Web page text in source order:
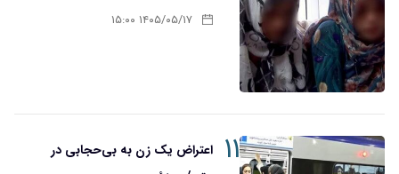
۱۴۰۵/۰۵/۱۷ ۱۵:۰۰
۱۱
اعتراض یک زن به بی‌حجابی در